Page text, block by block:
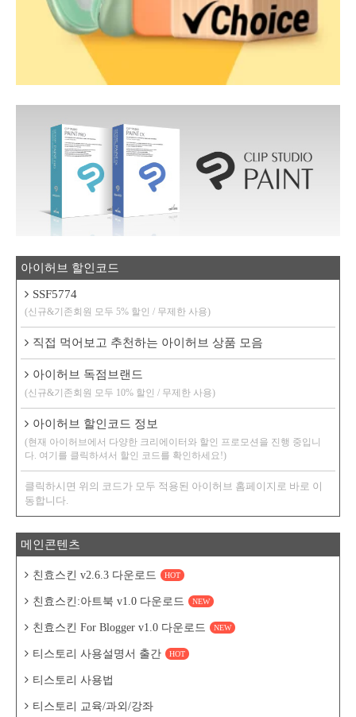
아이허브 할인코드
SSF5774
(신규&기존회원 모두 5% 할인 / 무제한 사용)
직접 먹어보고 추천하는 아이허브 상품 모음
아이허브 독점브랜드
(신규&기존회원 모두 10% 할인 / 무제한 사용)
아이허브 할인코드 정보
(현재 아이허브에서 다양한 크리에이터와 할인 프로모션을 진행 중입니
다. 여기를 클릭하셔서 할인 코드를 확인하세요!)
클릭하시면 위의 코드가 모두 적용된 아이허브 홈페이지로 바로 이
동합니다.
메인콘텐츠
친효스킨 v2.6.3 다운로드 HOT
친효스킨:아트북 v1.0 다운로드 NEW
친효스킨 For Blogger v1.0 다운로드 NEW
티스토리 사용설명서 출간 HOT
티스토리 사용법
티스토리 교육/과외/강좌